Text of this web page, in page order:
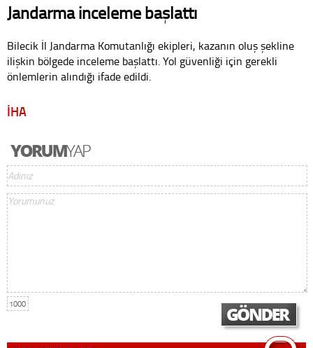
Jandarma inceleme başlattı
Bilecik İl Jandarma Komutanlığı ekipleri, kazanın oluş şekline
ilişkin bölgede inceleme başlattı. Yol güvenliği için gerekli
önlemlerin alındığı ifade edildi.
İHA
1000